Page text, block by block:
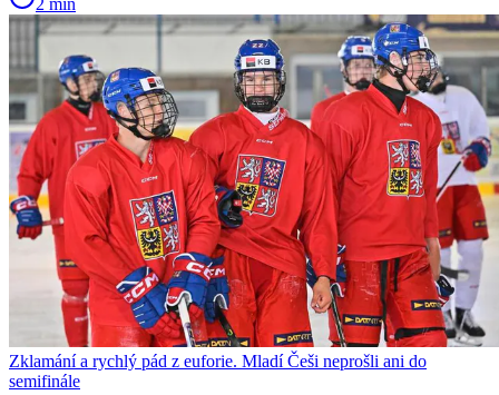
2 min
Zklamání a rychlý pád z euforie. Mladí Češi neprošli ani do
semifinále